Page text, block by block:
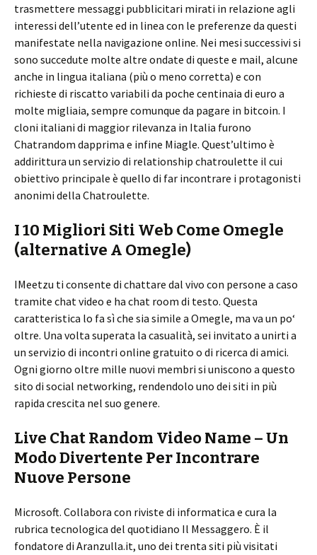
trasmettere messaggi pubblicitari mirati in relazione agli
interessi dell’utente ed in linea con le preferenze da questi
manifestate nella navigazione online. Nei mesi successivi si
sono succedute molte altre ondate di queste e mail, alcune
anche in lingua italiana (più o meno corretta) e con
richieste di riscatto variabili da poche centinaia di euro a
molte migliaia, sempre comunque da pagare in bitcoin. I
cloni italiani di maggior rilevanza in Italia furono
Chatrandom dapprima e infine Miagle. Quest’ultimo è
addirittura un servizio di relationship chatroulette il cui
obiettivo principale è quello di far incontrare i protagonisti
anonimi della Chatroulette.
I 10 Migliori Siti Web Come Omegle
(alternative A Omegle)
IMeetzu ti consente di chattare dal vivo con persone a caso
tramite chat video e ha chat room di testo. Questa
caratteristica lo fa sì che sia simile a Omegle, ma va un po‘
oltre. Una volta superata la casualità, sei invitato a unirti a
un servizio di incontri online gratuito o di ricerca di amici.
Ogni giorno oltre mille nuovi membri si uniscono a questo
sito di social networking, rendendolo uno dei siti in più
rapida crescita nel suo genere.
Live Chat Random Video Name – Un
Modo Divertente Per Incontrare
Nuove Persone
Microsoft. Collabora con riviste di informatica e cura la
rubrica tecnologica del quotidiano Il Messaggero. È il
fondatore di Aranzulla.it, uno dei trenta siti più visitati